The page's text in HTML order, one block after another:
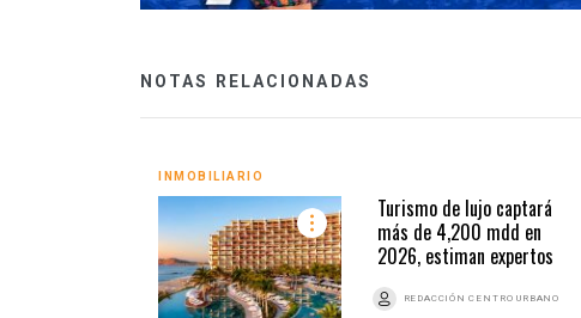
NOTAS RELACIONADAS
INMOBILIARIO
Turismo de lujo captará
más de 4,200 mdd en
2026, estiman expertos
REDACCIÓN CENTRO URBANO